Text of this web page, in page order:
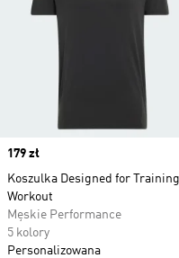
Price
179 zł
Koszulka Designed for Training
Workout
Męskie Performance
5 kolory
Personalizowana